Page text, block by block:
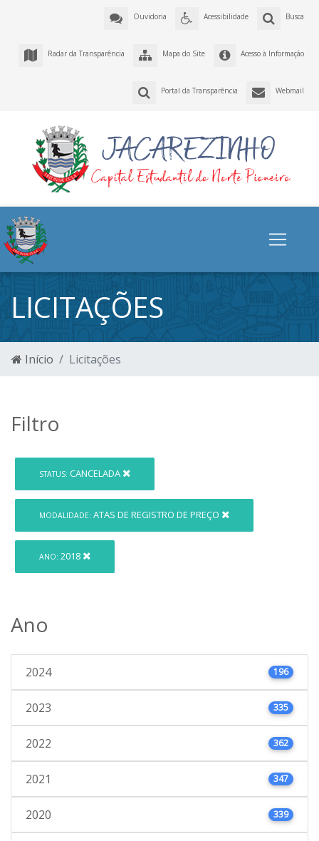
Busca
Acessibilidade
Ouvidoria
Acesso à Informação
Mapa do Site
Radar da Transparência
Webmail
Portal da Transparência
LICITAÇÕES
Início Licitações
Filtro
STATUS: CANCELADA
MODALIDADE: ATAS DE REGISTRO DE PREÇO
ANO: 2018
Ano
2024 196
2023 335
2022 362
2021 347
2020 339